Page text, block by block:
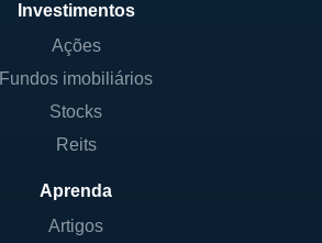
Investimentos
Ações
Fundos imobiliários
Stocks
Reits
Aprenda
Artigos